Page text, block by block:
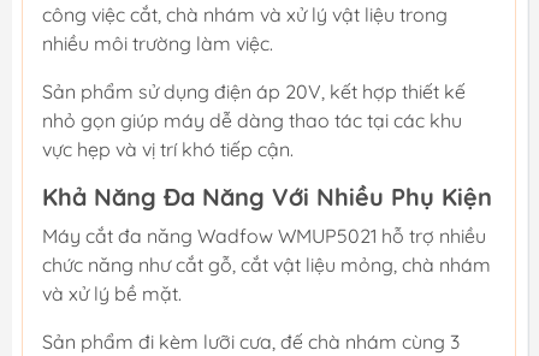
công việc cắt, chà nhám và xử lý vật liệu trong
nhiều môi trường làm việc.
Sản phẩm sử dụng điện áp 20V, kết hợp thiết kế
nhỏ gọn giúp máy dễ dàng thao tác tại các khu
vực hẹp và vị trí khó tiếp cận.
Khả Năng Đa Năng Với Nhiều Phụ Kiện
Máy cắt đa năng Wadfow WMUP5021 hỗ trợ nhiều
chức năng như cắt gỗ, cắt vật liệu mỏng, chà nhám
và xử lý bề mặt.
Sản phẩm đi kèm lưỡi cưa, đế chà nhám cùng 3